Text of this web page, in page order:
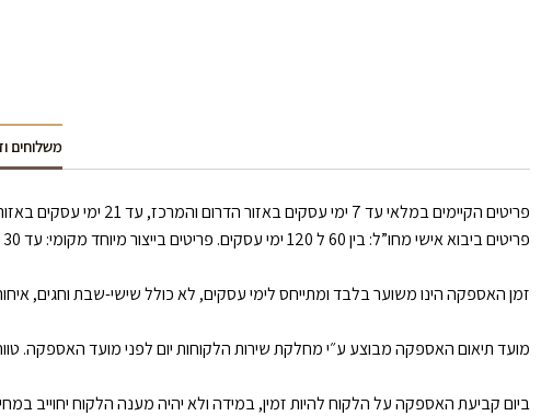
משלוחים
פריטים הקיימים במלאי עד 7 ימי עסקים באזור הדרום והמרכז, עד 21 ימי עסקים באזור הצפון וירושלים.
פריטים ביבוא אישי מחו”ל: בין 60 ל 120 ימי עסקים. פריטים בייצור מיוחד מקומי: עד 30 ימי עסקים.
זמן האספקה הינו משוער בלבד ומתייחס לימי עסקים, לא כולל שישי-שבת וחגים, איחור של עד 30 ימי עסקים לא ייחשב כאיחור כמו כן ימים שלא ניתן לספק בהם הנגרמים ע״י כוח עליון/ הוראות חוק וכו (כגון: סגר/ מזג
מועד תיאום האספקה מבוצע ע״י מחלקת שירות הלקוחות יום לפני מועד האספקה. טווח
ביום קביעת האספקה על הלקוח להיות זמין, במידה ולא יהיה מענה הלקוח יחוייב